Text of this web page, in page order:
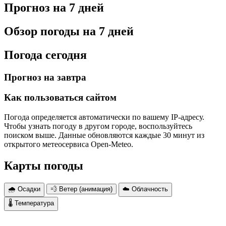
Прогноз на 7 дней
Обзор погоды на 7 дней
Погода сегодня
Прогноз на завтра
Как пользоваться сайтом
Погода определяется автоматически по вашему IP-адресу.
Чтобы узнать погоду в другом городе, воспользуйтесь
поиском выше. Данные обновляются каждые 30 минут из
открытого метеосервиса Open-Meteo.
Карты погоды
🌧 Осадки 💨 Ветер (анимация)
☁️ Облачность
🌡 Температура